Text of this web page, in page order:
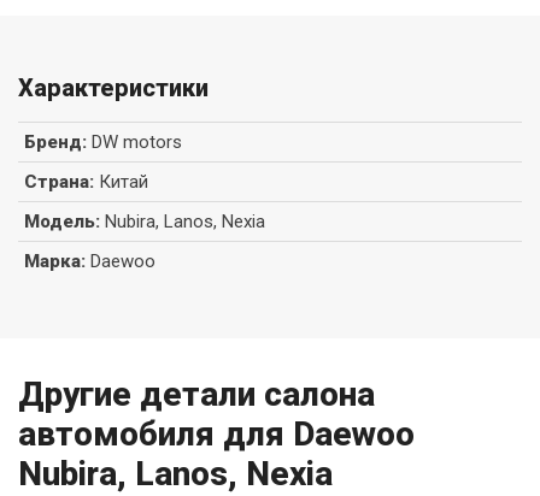
Характеристики
Бренд: DW motors
Страна: Китай
Модель: Nubira, Lanos, Nexia
Марка: Daewoo
Другие детали салона
автомобиля для Daewoo
Nubira, Lanos, Nexia